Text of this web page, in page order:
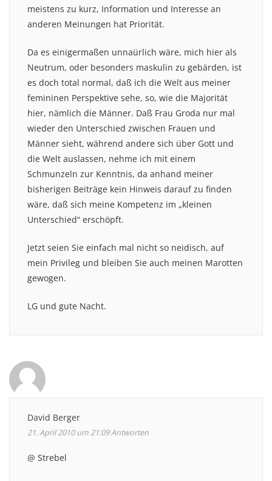
meistens zu kurz, Information und Interesse an
anderen Meinungen hat Priorität.
Da es einigermaßen unnaürlich wäre, mich hier als
Neutrum, oder besonders maskulin zu gebärden, ist
es doch total normal, daß ich die Welt aus meiner
femininen Perspektive sehe, so, wie die Majorität
hier, nämlich die Männer. Daß Frau Groda nur mal
wieder den Unterschied zwischen Frauen und
Männer sieht, während andere sich über Gott und
die Welt auslassen, nehme ich mit einem
Schmunzeln zur Kenntnis, da anhand meiner
bisherigen Beiträge kein Hinweis darauf zu finden
wäre, daß sich meine Kompetenz im „kleinen
Unterschied“ erschöpft.
Jetzt seien Sie einfach mal nicht so neidisch, auf
mein Privileg und bleiben Sie auch meinen Marotten
gewogen.
LG und gute Nacht.
David Berger
21. April 2010 um 21:09Antworten
@ Strebel